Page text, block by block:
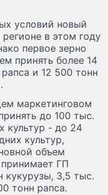
условий новый
в этом году
первое зерно
принять более 14
и 12 500 тонн
маркетинговом
до 100 тыс.
культур - до 24
культур,
объем
ГП
кукурузы, 3,5 тыс.
тонн рапса.